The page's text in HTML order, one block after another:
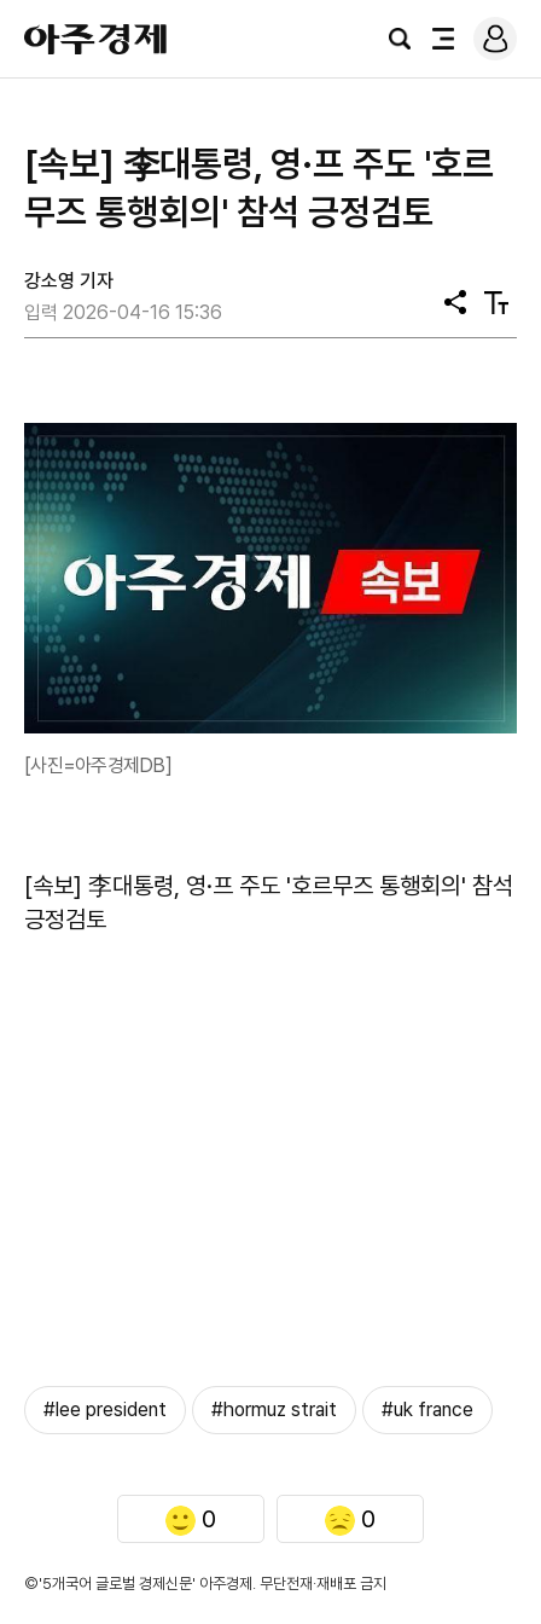
아
주
경
검
전
로
그
[속보] 李대통령, 영·프 주도 '호르
무즈 통행회의' 참석 긍정검토
강소영 기자
입력 2026-04-16 15:36
공
유
텍
스
[사진=아주경제DB]
[속보] 李대통령, 영·프 주도 '호르무즈 통행회의' 참석
긍정검토
#lee president #hormuz strait #uk france
0 0
©'5개국어 글로벌 경제신문' 아주경제. 무단전재·재배포 금지